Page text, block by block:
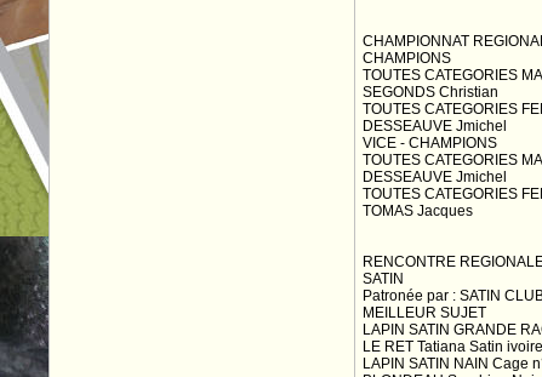
CHAMPIONNAT
CHAMPIONS
TOUTES CATEGORIES
SEGONDS Christian
TOUTES CATEGORIES
DESSEAUVE Jmichel
VICE - CHAMPIONS
TOUTES CATEGORIES
DESSEAUVE Jmichel
TOUTES CATEGORIES
TOMAS Jacques
RENCONTRE
SATIN
Patronée par : SATIN
MEILLEUR SUJET
LAPIN SATIN GRANDE
LE RET Tatiana Satin
LAPIN SATIN NAIN Cage